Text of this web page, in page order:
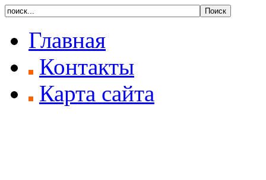
Главная
Контакты
Карта сайта